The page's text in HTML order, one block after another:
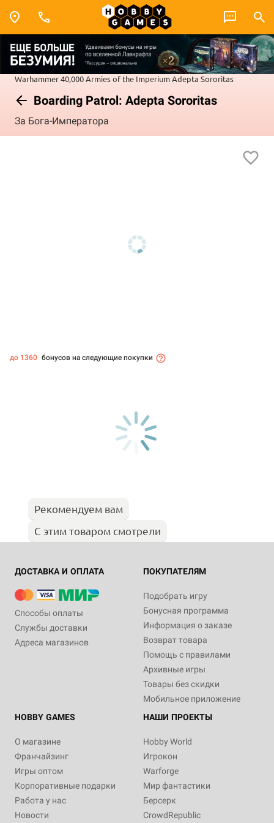
Warhammer 40,000Armies of the ImperiumAdepta Sororitas
Boarding Patrol: Adepta Sororitas
За Бога-Императора
до 1360 бонусов на следующие покупки
Рекомендуем вам
С этим товаром смотрели
ДОСТАВКА И ОПЛАТА
Способы оплаты
Службы доставки
Адреса магазинов
ПОКУПАТЕЛЯМ
Подобрать игру
Бонусная программа
Информация о заказе
Возврат товара
Помощь с правилами
Архивные игры
Товары без скидки
Мобильное приложение
HOBBY GAMES
О магазине
Франчайзинг
Игры оптом
Корпоративные подарки
Работа у нас
Новости
НАШИ ПРОЕКТЫ
Hobby World
Игрокон
Warforge
Мир фантастики
Берсерк
CrowdRepublic